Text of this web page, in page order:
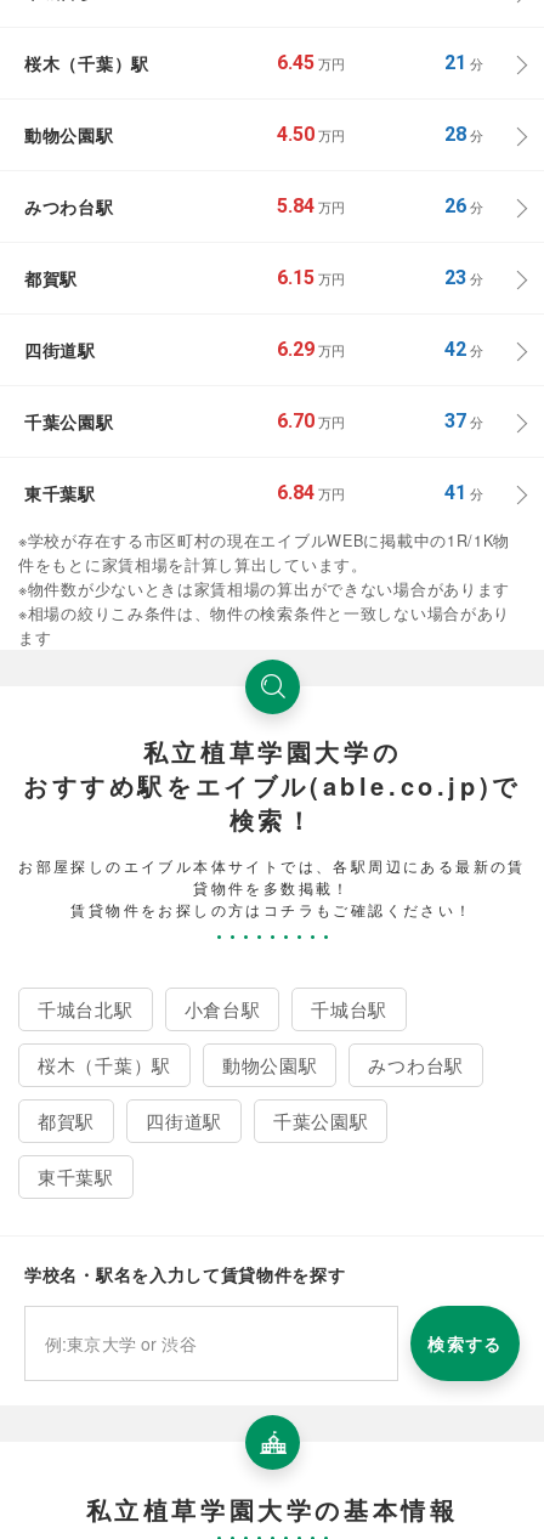
桜木（千葉）駅 6.45 万円 21 分
動物公園駅 4.50 万円 28分
みつわ台駅 5.84 万円 26分
都賀駅 6.15 万円 23分
四街道駅 6.29 万円 42分
千葉公園駅 6.70 万円 37分
東千葉駅 6.84 万円 41 分
※学校が存在する市区町村の現在エイブルWEBに掲載中の1R/1K物
件をもとに家賃相場を計算し算出しています。
※物件数が少ないときは家賃相場の算出ができない場合があります
※相場の絞りこみ条件は、物件の検索条件と一致しない場合があり
ます
私立植草学園大学の
おすすめ駅をエイブル(able.co.jp)で
検索！
お部屋探しのエイブル本体サイトでは、各駅周辺にある最新の賃
貸物件を多数掲載！
賃貸物件をお探しの方はコチラもご確認ください！
千城台北駅 小倉台駅 千城台駅
桜木（千葉）駅 動物公園駅 みつわ台駅
都賀駅 四街道駅 千葉公園駅
東千葉駅
学校名・駅名を入力して賃貸物件を探す
検索する
私立植草学園大学の基本情報